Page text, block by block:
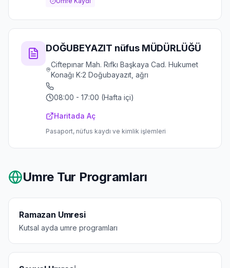
DOĞUBEYAZIT nüfus MÜDÜRLÜĞÜ
Ciftepınar Mah. Rıfkı Başkaya Cad. Hukumet
Konağı K:2 Doğubayazıt, ağrı
08:00 - 17:00 (Hafta içi)
Haritada Aç
Pasaport, nüfus kaydı ve kimlik işlemleri
Umre Tur Programları
Ramazan Umresi
Kutsal ayda umre programları